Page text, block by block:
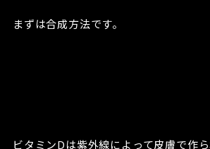
まずは合成方法です。
ビタミンDは紫外線によって皮膚で作